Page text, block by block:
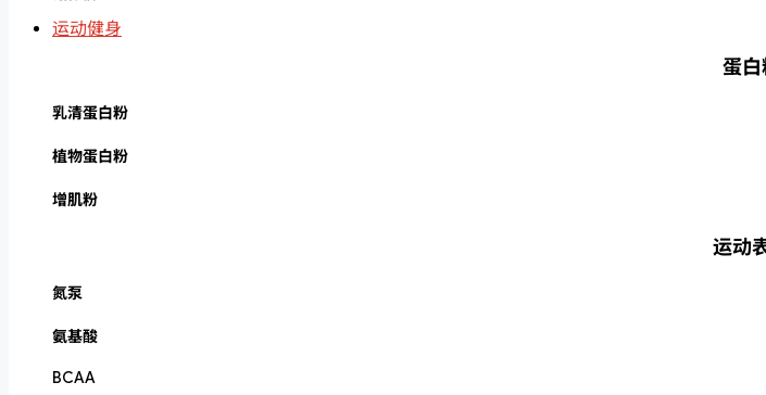
运动健身
蛋白
乳清蛋白粉
植物蛋白粉
增肌粉
运动
氮泵
氨基酸
BCAA